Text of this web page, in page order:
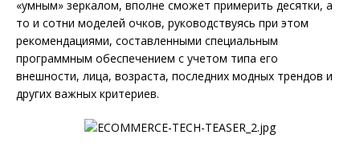
«умным» зеркалом, вполне сможет примерить десятки, а
то и сотни моделей очков, руководствуясь при этом
рекомендациями, составленными специальным
программным обеспечением с учетом типа его
внешности, лица, возраста, последних модных трендов и
других важных критериев.